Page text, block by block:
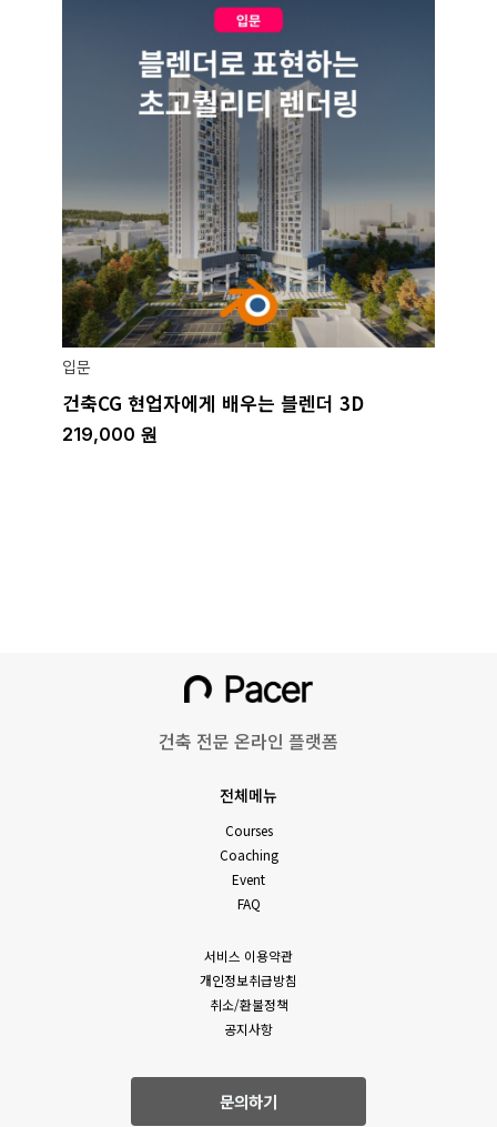
입문
건축CG 현업자에게 배우는 블렌더 3D
219,000 원
건축 전문 온라인 플랫폼
전체메뉴
Courses
Coaching
Event
FAQ
서비스 이용약관
개인정보취급방침
취소/환불정책
공지사항
문의하기